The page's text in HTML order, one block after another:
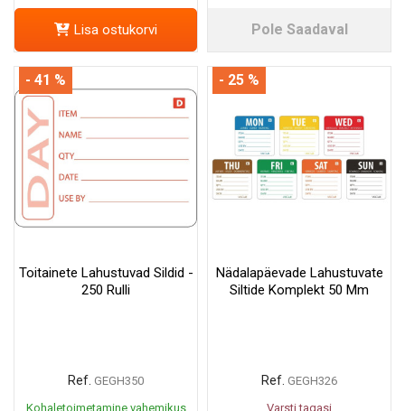
Lisa ostukorvi Pole Saadaval
Toitainete Lahustuvad Sildid -
250 Rulli
Ref. GEGH350
Kohaletoimetamine vahemikus
- 41 %
Nädalapäevade Lahustuvate
Siltide Komplekt 50 Mm
Ref. GEGH326
Varsti tagasi
- 25 %